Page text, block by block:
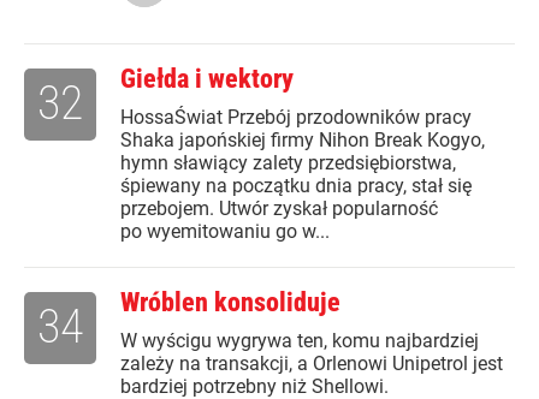
Giełda i wektory
HossaŚwiat Przebój przodowników pracy
Shaka japońskiej firmy Nihon Break Kogyo,
hymn sławiący zalety przedsiębiorstwa,
śpiewany na początku dnia pracy, stał się
przebojem. Utwór zyskał popularność
po wyemitowaniu go w...
32
Wróblen konsoliduje
W wyścigu wygrywa ten, komu najbardziej
zależy na transakcji, a Orlenowi Unipetrol jest
bardziej potrzebny niż Shellowi.
34